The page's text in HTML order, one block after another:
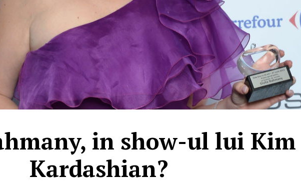
in show-ul lui Kim
Kardashian?